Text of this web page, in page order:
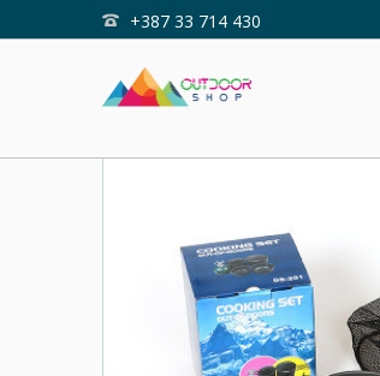
+387 33 714 430
Home